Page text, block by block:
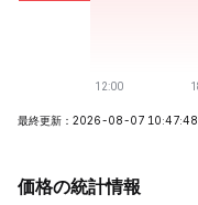
最終更新：2026-08-07 10:47:48
価格の統計情報